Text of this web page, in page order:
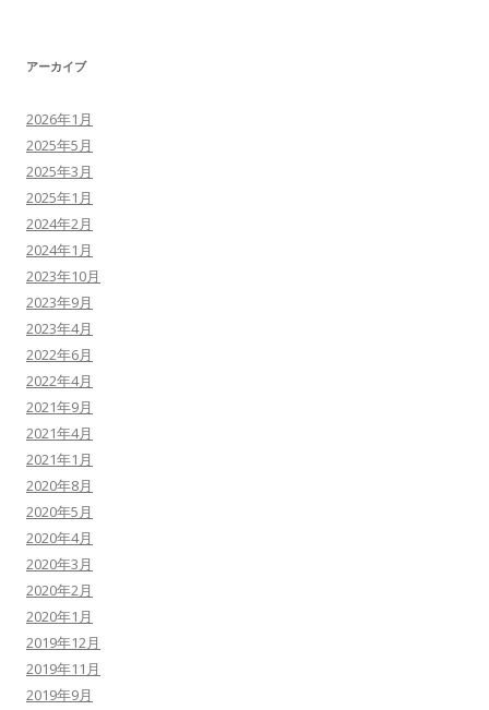
アーカイブ
2026年1月
2025年5月
2025年3月
2025年1月
2024年2月
2024年1月
2023年10月
2023年9月
2023年4月
2022年6月
2022年4月
2021年9月
2021年4月
2021年1月
2020年8月
2020年5月
2020年4月
2020年3月
2020年2月
2020年1月
2019年12月
2019年11月
2019年9月